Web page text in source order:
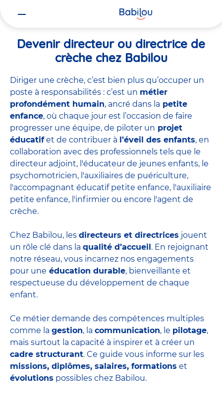
Devenir directeur ou directrice de
crèche chez Babilou
Diriger une crèche, c’est bien plus qu’occuper un
poste à responsabilités : c’est un métier
profondément humain, ancré dans la petite
enfance, où chaque jour est l’occasion de faire
progresser une équipe, de piloter un projet
éducatifet de contribuer à l’éveil des enfants, en
collaboration avec des professionnels tels que le
directeur adjoint, l'éducateur de jeunes enfants, le
psychomotricien, l'auxiliaires de puériculture,
l'accompagnant éducatif petite enfance, l'auxiliaire
petite enfance, l'infirmier ou encore l'agent de
crèche.
Chez Babilou, les directeurs et directrices jouent
un rôle clé dans la qualité d’accueil. En rejoignant
notre réseau, vous incarnez nos engagements
pour une éducation durable, bienveillante et
respectueuse du développement de chaque
enfant.
Ce métier demande des compétences multiples
comme la gestion, la communication, le pilotage,
mais surtout la capacité à inspirer et à créer un
cadre structurant. Ce guide vous informe sur les
missions, diplômes, salaires, formations et
évolutions possibles chez Babilou.